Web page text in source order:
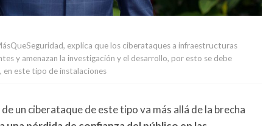
explica que los ciberataques a infraestructuras
y amenazan la investigación y el desarrollo, por esto se debe
en este tipo de instalaciones
un ciberataque de este tipo va más allá de la brecha